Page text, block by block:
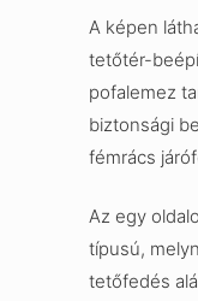
A képen
tetőtér-
pofalemez
biztonsági
fémrács
Az egy
típusú,
tetőfedés